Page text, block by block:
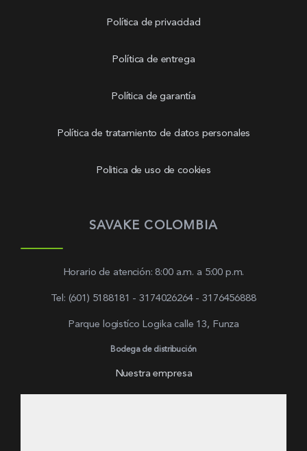
Política de privacidad
Política de entrega
Política de garantía
Política de tratamiento de datos personales
Politica de uso de cookies
SAVAKE COLOMBIA
Horario de atención: 8:00 a.m. a 5:00 p.m.
Tel: (601) 5188181 - 3174026264 - 3176456888
Parque logistíco Logika calle 13, Funza
Bodega de distribución
Nuestra empresa